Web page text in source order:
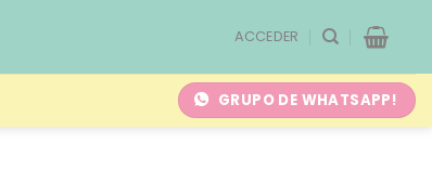
ACCEDER
GRUPO DE WHATSAPP!